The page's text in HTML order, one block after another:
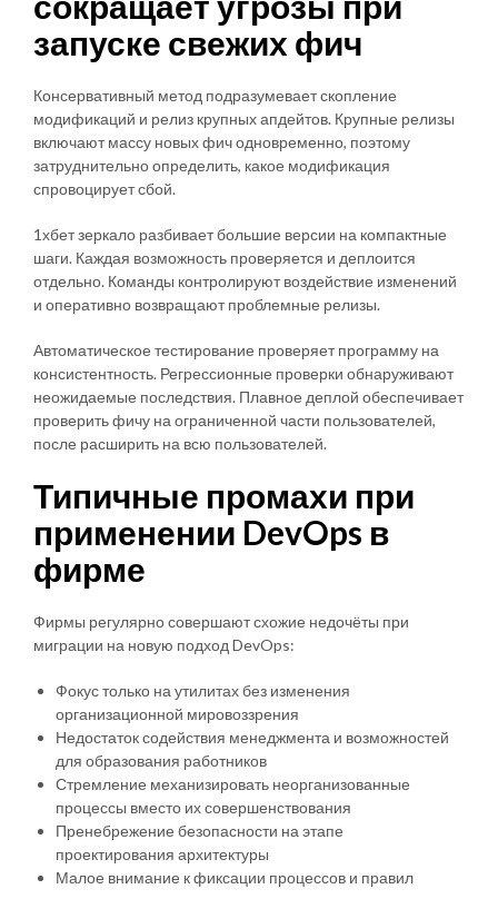
запуске свежих фич
Консервативный метод подразумевает скопление
модификаций и релиз крупных апдейтов. Крупные релизы
включают массу новых фич одновременно, поэтому
затруднительно определить, какое модификация
спровоцирует сбой.
1хбет зеркало разбивает большие версии на компактные
шаги. Каждая возможность проверяется и деплоится
отдельно. Команды контролируют воздействие изменений
и оперативно возвращают проблемные релизы.
Автоматическое тестирование проверяет программу на
консистентность. Регрессионные проверки обнаруживают
неожидаемые последствия. Плавное деплой обеспечивает
проверить фичу на ограниченной части пользователей,
после расширить на всю пользователей.
Типичные промахи при
применении DevOps в
фирме
Фирмы регулярно совершают схожие недочёты при
миграции на новую подход DevOps:
Фокус только на утилитах без изменения
организационной мировоззрения
Недостаток содействия менеджмента и возможностей
для образования работников
Стремление механизировать неорганизованные
процессы вместо их совершенствования
Пренебрежение безопасности на этапе
проектирования архитектуры
Малое внимание к фиксации процессов и правил